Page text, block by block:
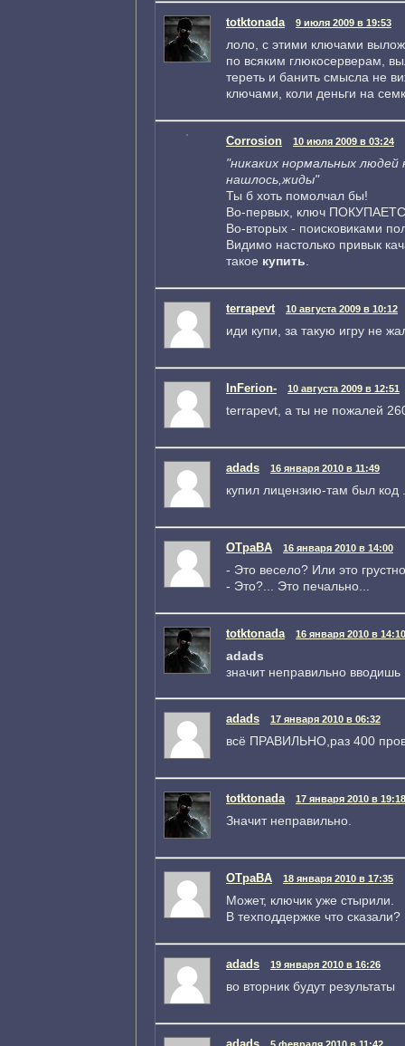
totktonada 9 июля 2009 в 19:53
лоло, с этими ключами
по всяким глюкосерверам,
тереть и банить смысла не
ключами, коли деньги на
Corrosion 10 июля 2009 в 03:24
"никаких нормальных
нашлось,жиды"
Ты б хоть помолчал бы!
Во-первых, ключ
Во-вторых - поисковиками
Видимо настолько привык
такое купить
terrapevt 10 августа 2009 в 10:12
иди купи, за такую игру не
InFerion- 10 августа 2009 в 12:51
terrapevt, а ты не пожалей
adads 16 января 2010 в 11:49
купил лицензию-там был код
OTpaBA 16 января 2010 в 14:00
- Это весело? Или это
- Это?... Это печально...
totktonada 16 января 2010 в 14:10
adads
значит неправильно вводишь
adads 17 января 2010 в 06:32
всё ПРАВИЛЬНО,раз 400
totktonada 17 января 2010 в 19:18
Значит неправильно.
OTpaBA 18 января 2010 в 17:35
Может, ключик уже стырили.
В техподдержке что сказали?
adads 19 января 2010 в 16:26
во вторник будут результаты